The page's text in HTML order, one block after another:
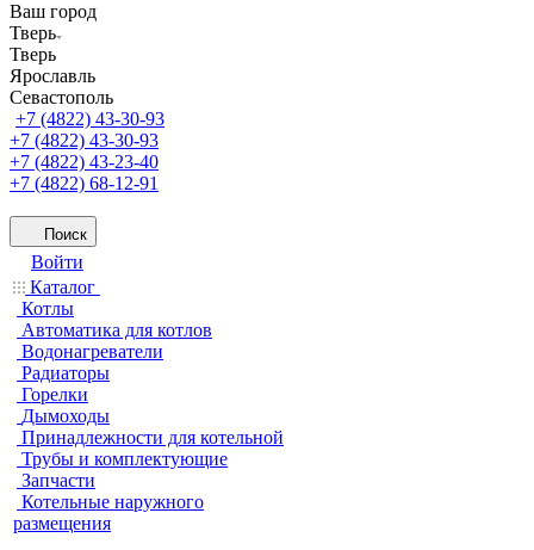
Ваш город
Тверь
Тверь
Ярославль
Севастополь
+7 (4822) 43-30-93
+7 (4822) 43-30-93
+7 (4822) 43-23-40
+7 (4822) 68-12-91
Поиск
Войти
Каталог
Котлы
Автоматика для котлов
Водонагреватели
Радиаторы
Горелки
Дымоходы
Принадлежности для котельной
Трубы и комплектующие
Запчасти
Котельные наружного
размещения